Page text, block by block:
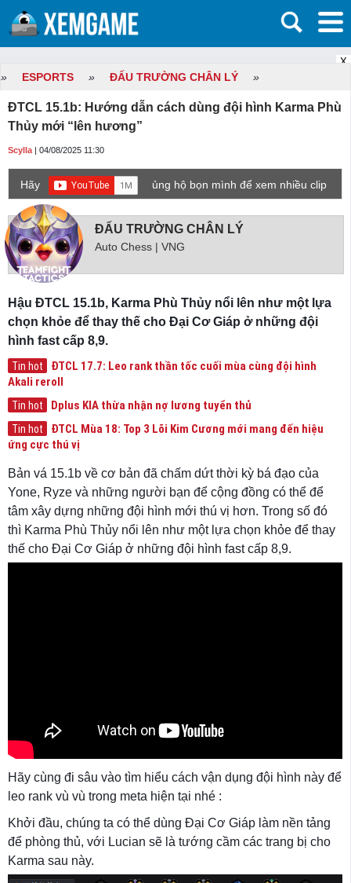
X
» ESPORTS » ĐẤU TRƯỜNG CHÂN LÝ »
ĐTCL 15.1b: Hướng dẫn cách dùng đội hình Karma Phù
Thủy mới “lên hương”
Scylla | 04/08/2025 11:30
Hãy
ủng hộ bọn mình để xem nhiều clip
game mới hơn nhé!
ĐẤU TRƯỜNG CHÂN LÝ
Auto Chess | VNG
Hậu ĐTCL 15.1b, Karma Phù Thủy nổi lên như một lựa
chọn khỏe để thay thế cho Đại Cơ Giáp ở những đội
hình fast cấp 8,9.
Tin hot
ĐTCL 17.7: Leo rank thần tốc cuối mùa cùng đội hình
Akali reroll
Tin hot Dplus KIA thừa nhận nợ lương tuyển thủ
Tin hot
ĐTCL Mùa 18: Top 3 Lõi Kim Cương mới mang đến hiệu
ứng cực thú vị
Bản vá 15.1b về cơ bản đã chấm dứt thời kỳ bá đạo của
Yone, Ryze và những người bạn để cộng đồng có thể để
tâm xây dựng những đội hình mới thú vị hơn. Trong số đó
thì Karma Phù Thủy nổi lên như một lựa chọn khỏe để thay
thế cho Đại Cơ Giáp ở những đội hình fast cấp 8,9.
Hãy cùng đi sâu vào tìm hiểu cách vận dụng đội hình này để
leo rank vù vù trong meta hiện tại nhé :
Khởi đầu, chúng ta có thể dùng Đại Cơ Giáp làm nền tảng
để phòng thủ, với Lucian sẽ là tướng cầm các trang bị cho
Karma sau này.